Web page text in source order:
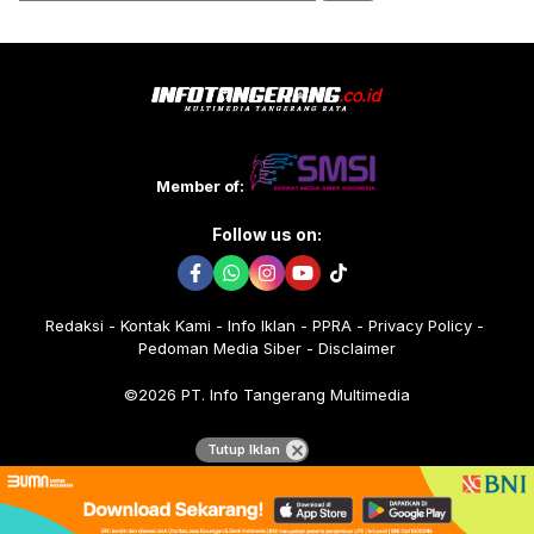
Member of:
Follow us on:
Redaksi Kontak Kami Info Iklan PPRA
Privacy Policy
Pedoman Media Siber
Disclaimer
©2026 PT. Info Tangerang Multimedia
Tutup Iklan